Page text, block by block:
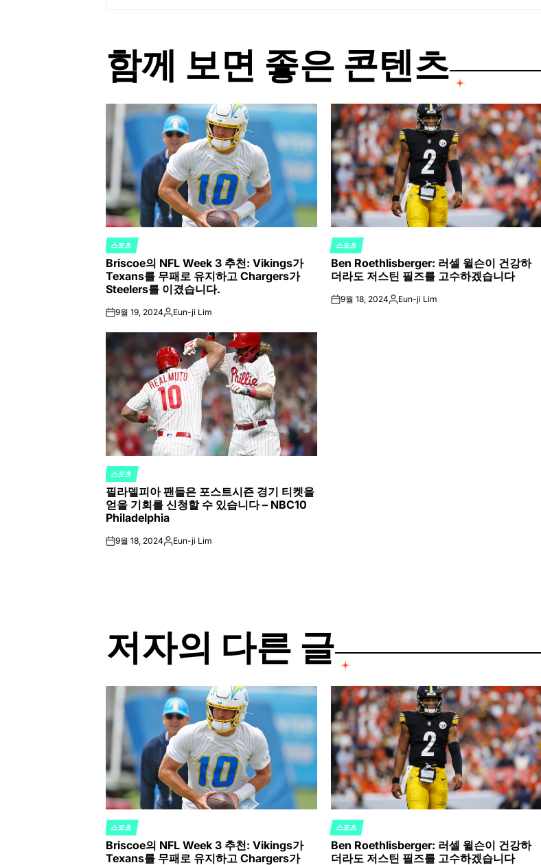
함께 보면 좋은 콘텐츠
POSTED
IN
스포츠
Briscoe의 NFL Week 3 추천: Vikings가
Texans를 무패로 유지하고 Chargers가
Steelers를 이겼습니다.
on9월 19, 2024Posted
Eun-ji Lim
POSTED
IN
스포츠
Ben Roethlisberger: 러셀 윌슨이 건강하
더라도 저스틴 필즈를 고수하겠습니다
on9월 18, 2024Posted
Eun-ji Lim
POSTED
IN
스포츠
필라델피아 팬들은 포스트시즌 경기 티켓을
얻을 기회를 신청할 수 있습니다 – NBC10
Philadelphia
on9월 18, 2024Posted
Eun-ji Lim
저자의 다른 글
POSTED
IN
스포츠
Briscoe의 NFL Week 3 추천: Vikings가
Texans를 무패로 유지하고 Chargers가
POSTED
IN
스포츠
Ben Roethlisberger: 러셀 윌슨이 건강하
더라도 저스틴 필즈를 고수하겠습니다